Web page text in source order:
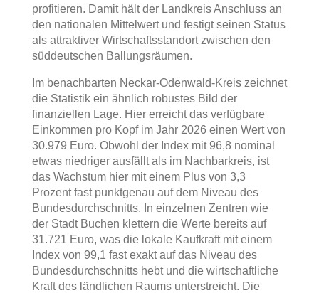
profitieren. Damit hält der Landkreis Anschluss an
den nationalen Mittelwert und festigt seinen Status
als attraktiver Wirtschaftsstandort zwischen den
süddeutschen Ballungsräumen.
Im benachbarten Neckar-Odenwald-Kreis zeichnet
die Statistik ein ähnlich robustes Bild der
finanziellen Lage. Hier erreicht das verfügbare
Einkommen pro Kopf im Jahr 2026 einen Wert von
30.979 Euro. Obwohl der Index mit 96,8 nominal
etwas niedriger ausfällt als im Nachbarkreis, ist
das Wachstum hier mit einem Plus von 3,3
Prozent fast punktgenau auf dem Niveau des
Bundesdurchschnitts. In einzelnen Zentren wie
der Stadt Buchen klettern die Werte bereits auf
31.721 Euro, was die lokale Kaufkraft mit einem
Index von 99,1 fast exakt auf das Niveau des
Bundesdurchschnitts hebt und die wirtschaftliche
Kraft des ländlichen Raums unterstreicht. Die